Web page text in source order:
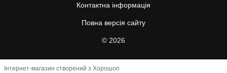
Контактна інформація
Повна версія сайту
© 2026
Інтернет-магазин створений з Хорошоп